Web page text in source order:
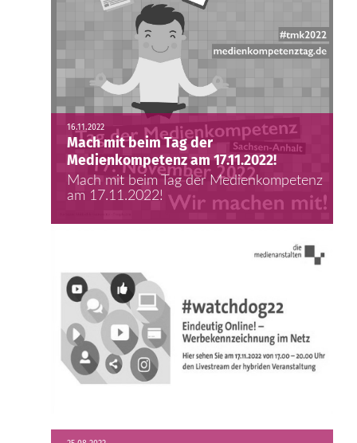
16.11.2022
Mach mit beim Tag der
Medienkompetenz am 17.11.2022!
Mach mit beim Tag der Medienkompetenz
am 17.11.2022!